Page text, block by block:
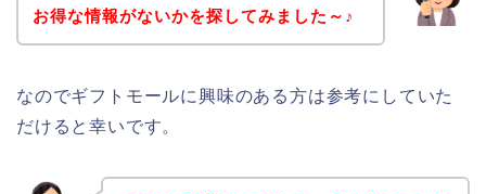
お得な情報がないかを探してみました～♪
なのでギフトモールに興味のある方は参考にしていた
だけると幸いです。